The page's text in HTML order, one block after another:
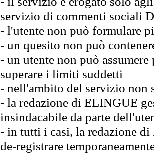
servizio di commenti sociali
- l'utente non può formulare
- un quesito non può
- un utente non può
superare i limiti suddetti
- nell'ambito del servizio
- la redazione di ELINGUE
insindacabile da parte
- in tutti i casi, la redazione
de-registrare